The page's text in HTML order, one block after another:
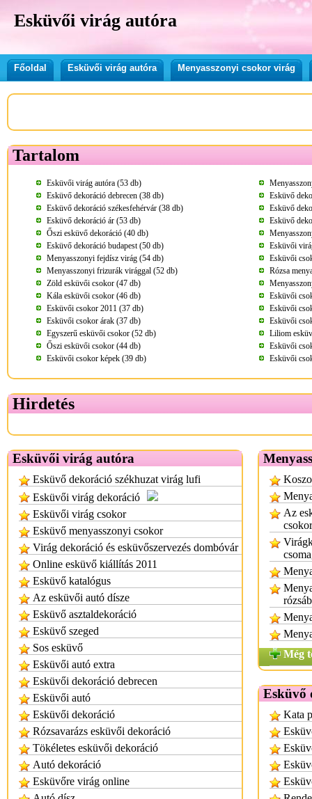
Esküvői virág autóra
Főoldal Esküvői virág autóra Menyasszonyi csokor virág
Tartalom
Esküvői virág autóra (53 db)
Esküvő dekoráció debrecen (38 db)
Esküvő
Esküvő dekoráció székesfehérvár (38 db)
Esküvő
Esküvő dekoráció ár (53 db)
Esküvő
Őszi esküvő dekoráció (40 db)
Esküvő dekoráció budapest (50 db)
Esküvői
Menyasszonyi fejdísz virág (54 db)
Esküvői
Menyasszonyi frizurák virággal (52 db)
Rózsa
Zöld esküvői csokor (47 db)
Kála esküvői csokor (46 db)
Esküvői
Esküvői csokor 2011 (37 db)
Esküvői
Esküvői csokor árak (37 db)
Esküvői
Egyszerű esküvői csokor (52 db)
Liliom
Őszi esküvői csokor (44 db)
Esküvői
Esküvői csokor képek (39 db)
Esküvői
Hirdetés
Esküvői virág autóra
Esküvő dekoráció székhuzat virág lufi
Esküvői virág dekoráció
Esküvői virág csokor
Esküvő menyasszonyi csokor
Virág dekoráció és esküvőszervezés dombóvár
Online esküvő kiállítás 2011
Esküvő katalógus
Az esküvői autó dísze
Esküvő asztaldekoráció
Esküvő szeged
Sos esküvő
Esküvői autó extra
Esküvői dekoráció debrecen
Esküvői autó
Esküvői dekoráció
Rózsavarázs esküvői dekoráció
Tökéletes esküvői dekoráció
Autó dekoráció
Esküvőre virág online
Az
csokor
Még
Esküvő
Kata